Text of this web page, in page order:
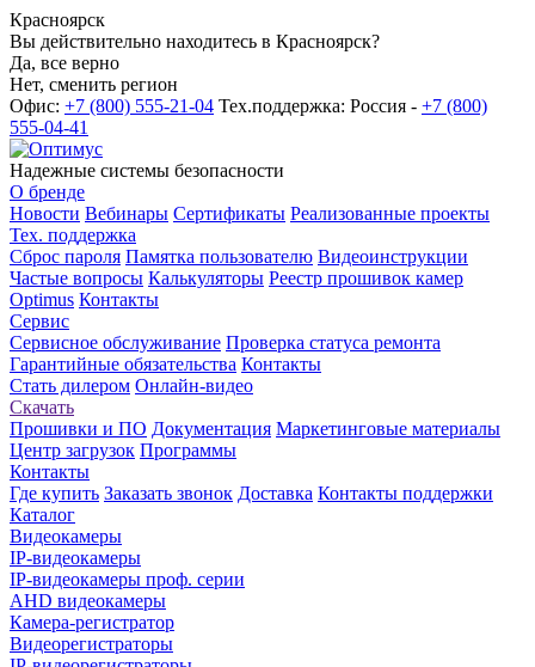
Красноярск
Вы действительно находитесь в Красноярск?
Да, все верно
Нет, сменить регион
Офис: +7 (800) 555-21-04 Тех.поддержка: Россия - +7 (800)
555-04-41
Надежные системы безопасности
О бренде
Новости Вебинары Сертификаты Реализованные проекты
Тех. поддержка
Сброс пароля Памятка пользователю Видеоинструкции
Частые вопросы Калькуляторы Реестр прошивок камер
Optimus Контакты
Сервис
Сервисное обслуживание Проверка статуса ремонта
Гарантийные обязательства Контакты
Стать дилером Онлайн-видео
Скачать
Прошивки и ПО Документация Маркетинговые материалы
Центр загрузок Программы
Контакты
Где купить Заказать звонок Доставка Контакты поддержки
Каталог
Видеокамеры
IP-видеокамеры
IP-видеокамеры проф. серии
AHD видеокамеры
Камера-регистратор
Видеорегистраторы